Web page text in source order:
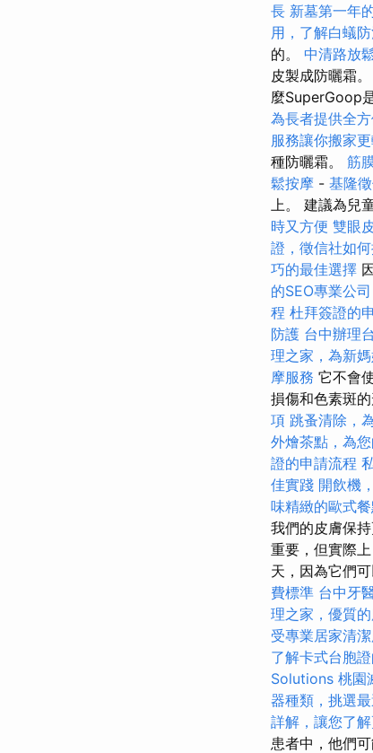
長 新墓第一年
用，了解白蟻
的。 中清路放
皮製成防曬霜。
麼SuperGoop
為長者提供全
服務讓你搬家
種防曬霜。 筋
鬆按摩 - 基隆
上。 建議為兒
時又方便 雙眼
證，徵信社如
巧的最佳選擇
的SEO專業公司
程 杜拜簽證的
防護 台中辦理
理之家，為新
摩服務 它不會
損傷和色素斑
項 跳蚤清除，
外燴茶點，為
證的申請流程
佳實踐 開飲機
味精緻的歐式
我們的皮膚保
重要，但實際
天，因為它們
費標準 台中牙
理之家，優質
受專業居家清
了解卡式台胞
Solutions 桃園
器種類，挑選
詳解，讓您了
患者中，他們